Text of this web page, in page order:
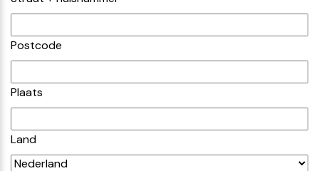
Postcode
Plaats
Land